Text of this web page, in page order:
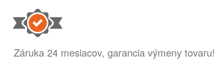
Záruka 24 mesiacov, garancia výmeny tovaru!